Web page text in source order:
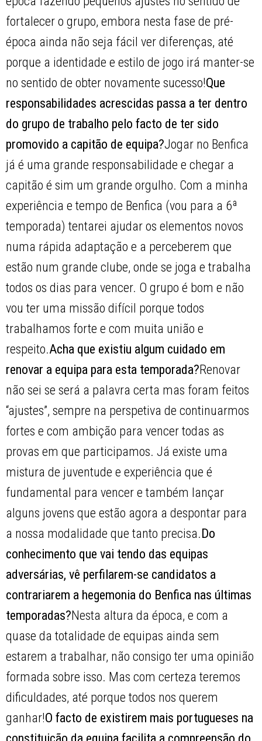
fortalecer o grupo, embora nesta fase de pré-
época ainda não seja fácil ver diferenças, até
porque a identidade e estilo de jogo irá manter-se
no sentido de obter novamente sucesso!Que
responsabilidades acrescidas passa a ter dentro
do grupo de trabalho pelo facto de ter sido
promovido a capitão de equipa?Jogar no Benfica
já é uma grande responsabilidade e chegar a
capitão é sim um grande orgulho. Com a minha
experiência e tempo de Benfica (vou para a 6ª
temporada) tentarei ajudar os elementos novos
numa rápida adaptação e a perceberem que
estão num grande clube, onde se joga e trabalha
todos os dias para vencer. O grupo é bom e não
vou ter uma missão difícil porque todos
trabalhamos forte e com muita união e
respeito.Acha que existiu algum cuidado em
renovar a equipa para esta temporada?Renovar
não sei se será a palavra certa mas foram feitos
“ajustes”, sempre na perspetiva de continuarmos
fortes e com ambição para vencer todas as
provas em que participamos. Já existe uma
mistura de juventude e experiência que é
fundamental para vencer e também lançar
alguns jovens que estão agora a despontar para
a nossa modalidade que tanto precisa. Do
conhecimento que vai tendo das equipas
adversárias, vê perfilarem-se candidatos a
contrariarem a hegemonia do Benfica nas últimas
temporadas?Nesta altura da época, e com a
quase da totalidade de equipas ainda sem
estarem a trabalhar, não consigo ter uma opinião
formada sobre isso. Mas com certeza teremos
dificuldades, até porque todos nos querem
ganhar!O facto de existirem mais portugueses na